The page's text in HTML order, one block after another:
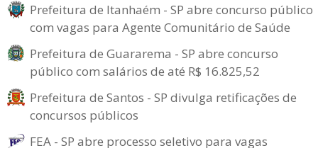
Prefeitura de Itanhaém - SP abre concurso público
com vagas para Agente Comunitário de Saúde
Prefeitura de Guararema - SP abre concurso
público com salários de até R$ 16.825,52
Prefeitura de Santos - SP divulga retificações de
concursos públicos
FEA - SP abre processo seletivo para vagas